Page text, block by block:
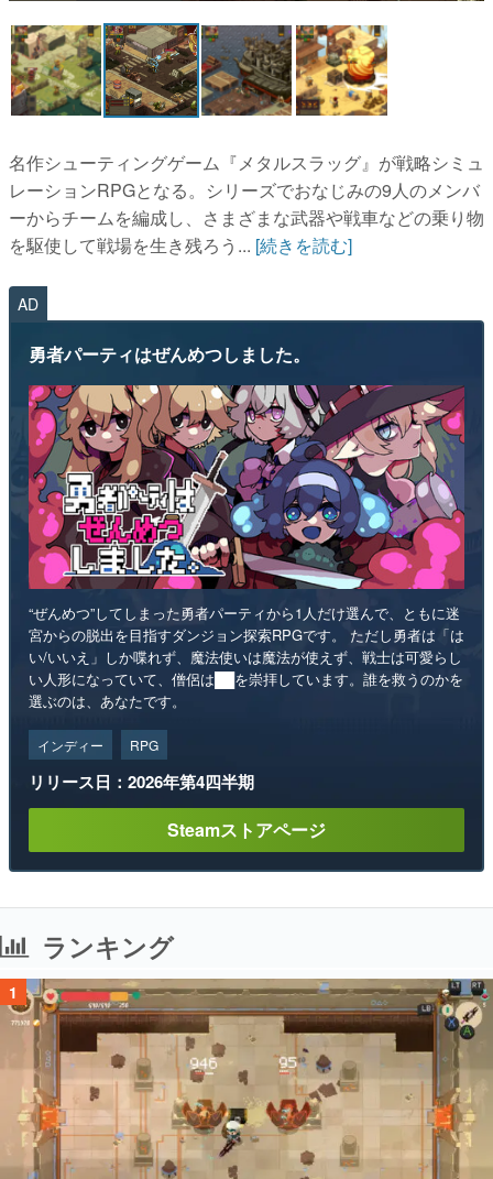
名作シューティングゲーム『メタルスラッグ』が戦略シミュ
レーションRPGとなる。シリーズでおなじみの9人のメンバ
ーからチームを編成し、さまざまな武器や戦車などの乗り物
を駆使して戦場を生き残ろう... [続きを読む]
AD
勇者パーティはぜんめつしました。
“ぜんめつ”してしまった勇者パーティから1人だけ選んで、ともに迷
宮からの脱出を目指すダンジョン探索RPGです。 ただし勇者は「は
い/いいえ」しか喋れず、魔法使いは魔法が使えず、戦士は可愛らし
い人形になっていて、僧侶は██を崇拝しています。誰を救うのかを
選ぶのは、あなたです。
インディー RPG
リリース日：2026年第4四半期
Steamストアページ
ランキング
1